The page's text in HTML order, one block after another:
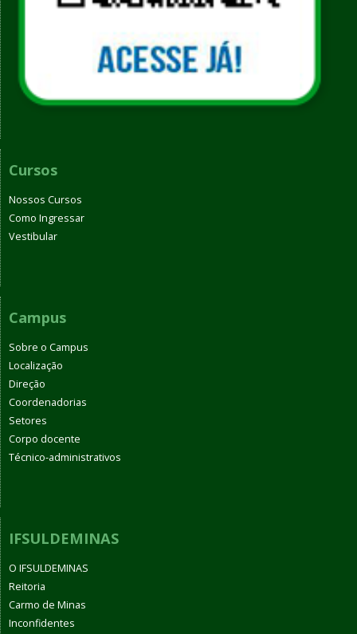
Cursos
Nossos Cursos
Como Ingressar
Vestibular
Campus
Sobre o Campus
Localização
Direção
Coordenadorias
Setores
Corpo docente
Técnico-administrativos
IFSULDEMINAS
O IFSULDEMINAS
Reitoria
Carmo de Minas
Inconfidentes